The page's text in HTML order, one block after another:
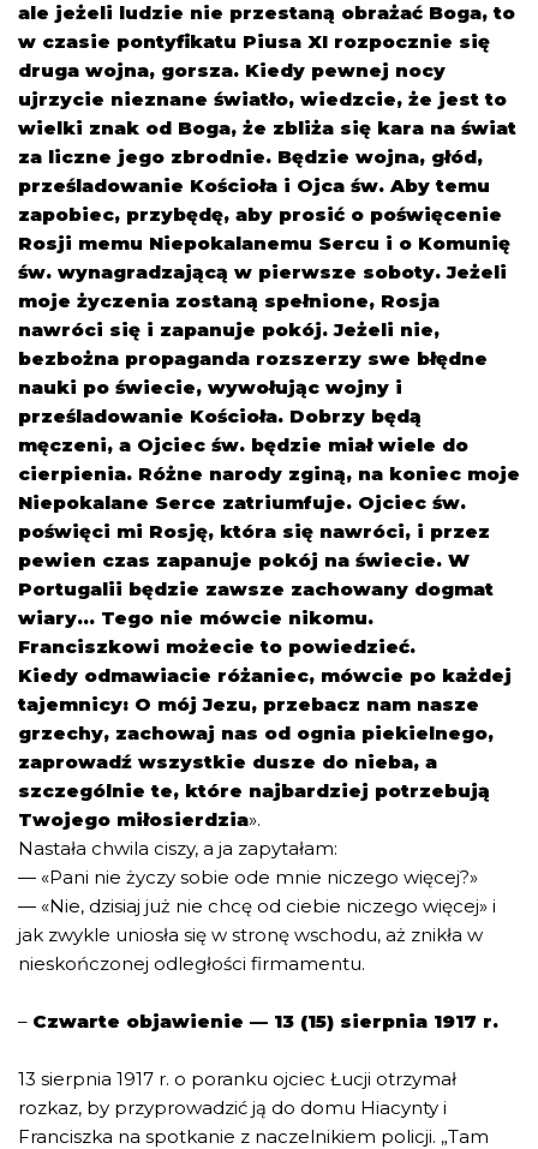
ale jeżeli ludzie nie przestaną obrażać Boga, to
w czasie pontyfikatu Piusa XI rozpocznie się
druga wojna, gorsza. Kiedy pewnej nocy
ujrzycie nieznane światło, wiedzcie, że jest to
wielki znak od Boga, że zbliża się kara na świat
za liczne jego zbrodnie. Będzie wojna, głód,
prześladowanie Kościoła i Ojca św. Aby temu
zapobiec, przybędę, aby prosić o poświęcenie
Rosji memu Niepokalanemu Sercu i o Komunię
św. wynagradzającą w pierwsze soboty. Jeżeli
moje życzenia zostaną spełnione, Rosja
nawróci się i zapanuje pokój. Jeżeli nie,
bezbożna propaganda rozszerzy swe błędne
nauki po świecie, wywołując wojny i
prześladowanie Kościoła. Dobrzy będą
męczeni, a Ojciec św. będzie miał wiele do
cierpienia. Różne narody zginą, na koniec moje
Niepokalane Serce zatriumfuje. Ojciec św.
poświęci mi Rosję, która się nawróci, i przez
pewien czas zapanuje pokój na świecie. W
Portugalii będzie zawsze zachowany dogmat
wiary… Tego nie mówcie nikomu.
Franciszkowi możecie to powiedzieć.
Kiedy odmawiacie różaniec, mówcie po każdej
tajemnicy: O mój Jezu, przebacz nam nasze
grzechy, zachowaj nas od ognia piekielnego,
zaprowadź wszystkie dusze do nieba, a
szczególnie te, które najbardziej potrzebują
Twojego miłosierdzia».
Nastała chwila ciszy, a ja zapytałam:
— «Pani nie życzy sobie ode mnie niczego więcej?»
— «Nie, dzisiaj już nie chcę od ciebie niczego więcej» i
jak zwykle uniosła się w stronę wschodu, aż znikła w
nieskończonej odległości firmamentu.
– Czwarte objawienie — 13 (15) sierpnia 1917 r.
13 sierpnia 1917 r. o poranku ojciec Łucji otrzymał
rozkaz, by przyprowadzić ją do domu Hiacynty i
Franciszka na spotkanie z naczelnikiem policji. „Tam